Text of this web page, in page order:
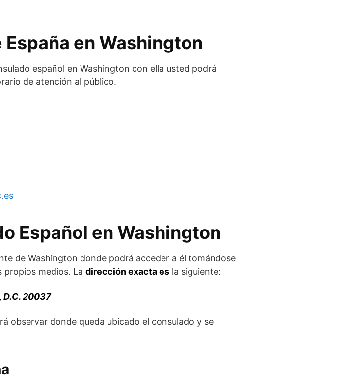
en Washington
español en Washington con ella usted podrá
de atención al público.
Español en Washington
de Washington donde podrá acceder a él tomándose
medios. La dirección exacta es la siguiente:
D.C. 20037
observar donde queda ubicado el consulado y se